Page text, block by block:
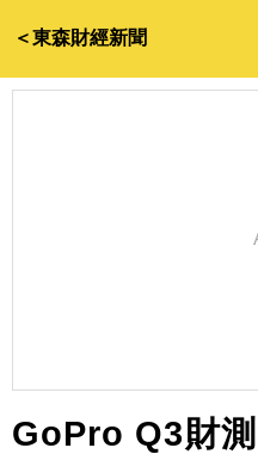
＜東森財經新聞
GoPro Q3財